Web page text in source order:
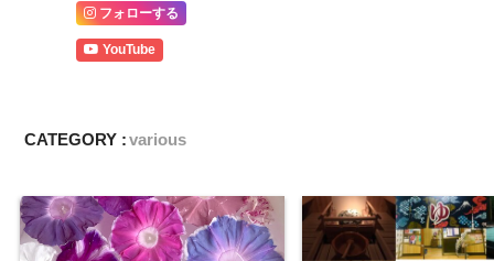
フォローする
YouTube
CATEGORY :various